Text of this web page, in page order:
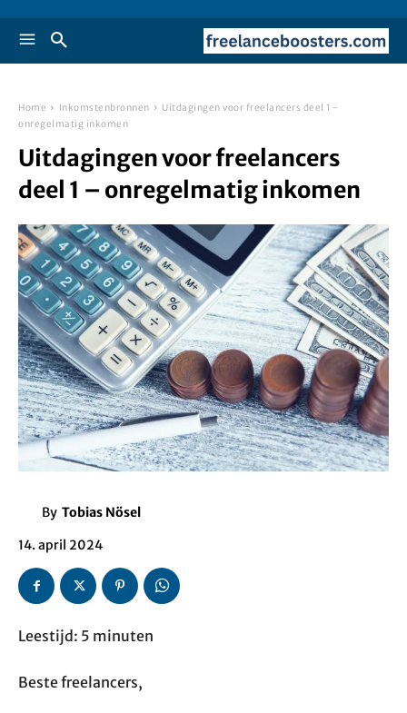
Home Inkomstenbronnen
Uitdagingen voor freelancers deel 1 -
onregelmatig inkomen
Uitdagingen voor freelancers
deel 1 – onregelmatig inkomen
By Tobias Nösel
14. april 2024
Leestijd: 5 minuten
Beste freelancers,